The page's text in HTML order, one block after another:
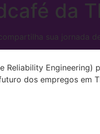
da TI
sua jornada
Reliability Engineering)
dos empregos em